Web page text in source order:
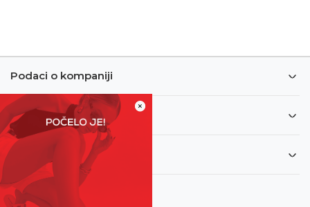
×
Podaci o kompaniji
Informacije
Korisnički servis
Newsletter